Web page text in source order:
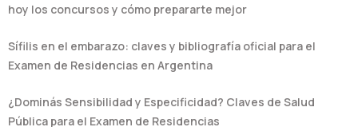
hoy los concursos y cómo prepararte mejor
Sífilis en el embarazo: claves y bibliografía oficial para el
Examen de Residencias en Argentina
¿Dominás Sensibilidad y Especificidad? Claves de Salud
Pública para el Examen de Residencias